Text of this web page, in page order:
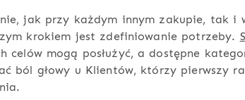
jak przy każdym innym zakupie, tak i
krokiem jest zdefiniowanie potrzeby.
celów mogą posłużyć, a dostępne
ból głowy u Klientów, którzy pierwszy